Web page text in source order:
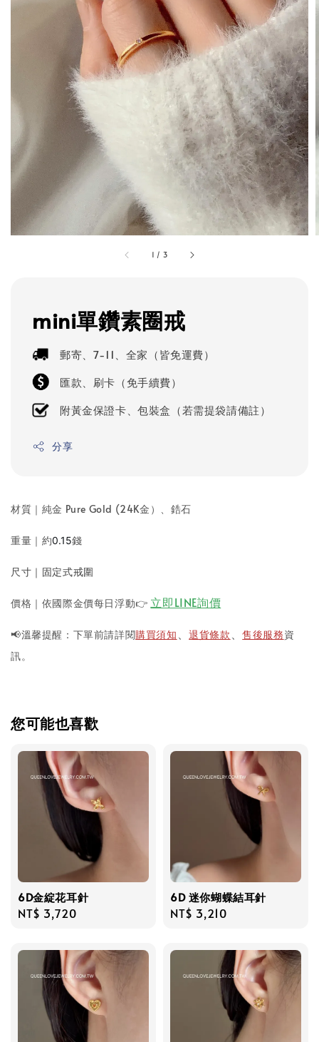
1 / 3
mini單鑽素圈戒
郵寄、7-11、全家（皆免運費）
匯款、刷卡（免手續費）
附黃金保證卡、包裝盒（若需提袋請備註）
分享
材質｜純金 Pure Gold (24K金） 、鋯石
重量｜約0.15錢
尺寸｜固定式戒圍
價格｜依國際金價每日浮動👉 立即LINE詢價
📢溫馨提醒：下單前請詳閱購買須知 、退貨條款 、售後服務資
訊。
您可能也喜歡
6D金綻花耳針
Regular
NT$ 3,720
6D 迷你蝴蝶結耳針
Regular
NT$ 3,210